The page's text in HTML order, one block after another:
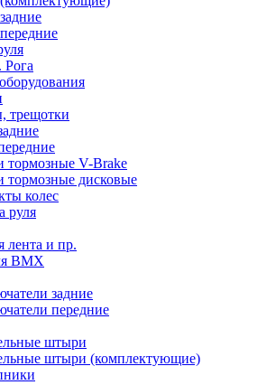
Рога
трещотки
тормозные V-Brake
тормозные дисковые
колес
руля
лента и пр.
BMX
задние
передние
штыри
штыри (комплектующие)